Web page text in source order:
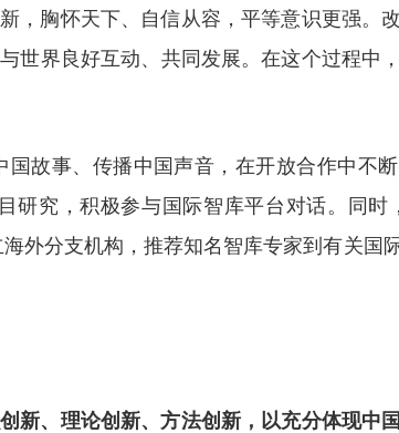
，胸怀天下、自信从容，平等意识更强。
世界良好互动、共同发展。在这个过程中
故事、传播中国声音，在开放合作中不
究，积极参与国际智库平台对话。同时
外分支机构，推荐知名智库专家到有关国
新、理论创新、方法创新，以充分体现中